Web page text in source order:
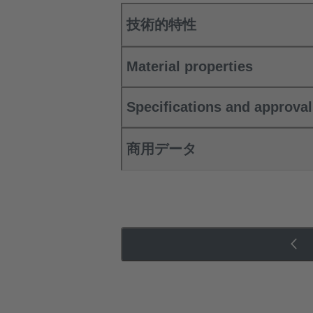
技術的特性
Material properties
Specifications and
商用データ